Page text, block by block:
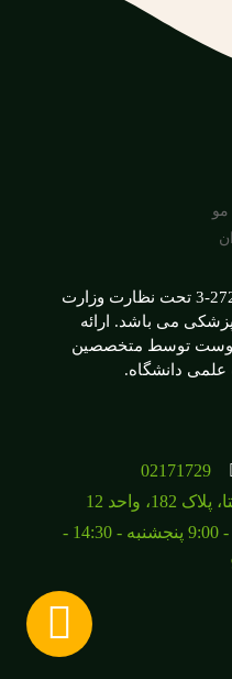
این مرکز با شماره مجوز 272562-3 تحت نظارت وزارت
می باشد. ارائه
پوست توسط متخصصین
دانشگاه.
02171729
واحد 12
شنبه - چهارشنبه - 19:00 - 9:00 پنجشنبه - 14:30 -